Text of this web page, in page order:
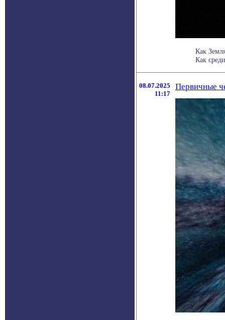
Как
Как
08.07.2025
11:17
Первичные